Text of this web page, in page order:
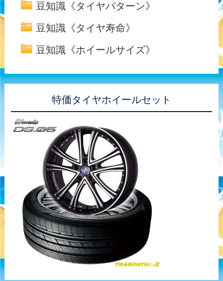
豆知識《タイヤパターン》
豆知識《タイヤ寿命》
豆知識《ホイールサイズ》
特価タイヤホイールセット